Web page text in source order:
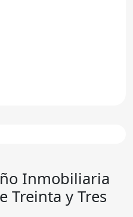
Inmobiliaria
Treinta y Tres